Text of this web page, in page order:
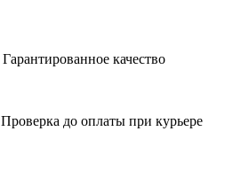
Гарантированное качество
Проверка до оплаты при курьере